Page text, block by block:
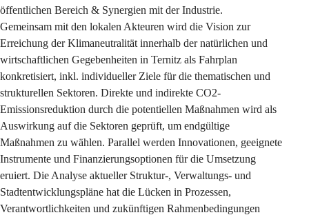
öffentlichen Bereich & Synergien mit der Industrie.
Gemeinsam mit den lokalen Akteuren wird die Vision zur
Erreichung der Klimaneutralität innerhalb der natürlichen und
wirtschaftlichen Gegebenheiten in Ternitz als Fahrplan
konkretisiert, inkl. individueller Ziele für die thematischen und
strukturellen Sektoren. Direkte und indirekte CO2-
Emissionsreduktion durch die potentiellen Maßnahmen wird als
Auswirkung auf die Sektoren geprüft, um endgültige
Maßnahmen zu wählen. Parallel werden Innovationen, geeignete
Instrumente und Finanzierungsoptionen für die Umsetzung
eruiert. Die Analyse aktueller Struktur-, Verwaltungs- und
Stadtentwicklungspläne hat die Lücken in Prozessen,
Verantwortlichkeiten und zukünftigen Rahmenbedingungen